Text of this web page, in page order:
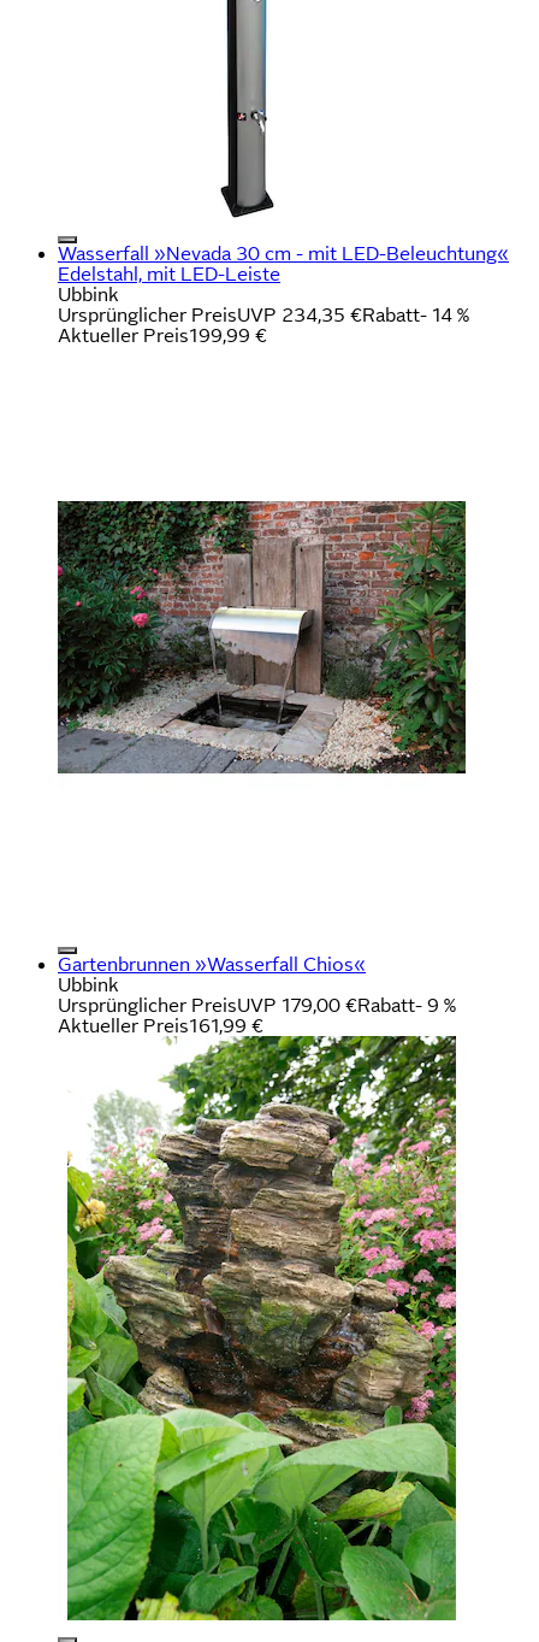
Wasserfall »Nevada 30 cm - mit LED-Beleuchtung«
Edelstahl, mit LED-Leiste
Ubbink
Ursprünglicher PreisUVP 234,35 €Rabatt- 14 %
Aktueller Preis199,99 €
Gartenbrunnen »Wasserfall Chios«
Ubbink
Ursprünglicher PreisUVP 179,00 €Rabatt- 9 %
Aktueller Preis161,99 €